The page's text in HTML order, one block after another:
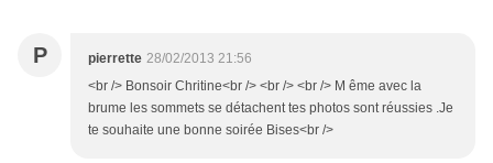
P pierrette 28/02/2013 21:56
<br /> Bonsoir Chritine<br /> <br /> <br /> M ême avec la
brume les sommets se détachent tes photos sont réussies .Je
te souhaite une bonne soirée Bises<br />